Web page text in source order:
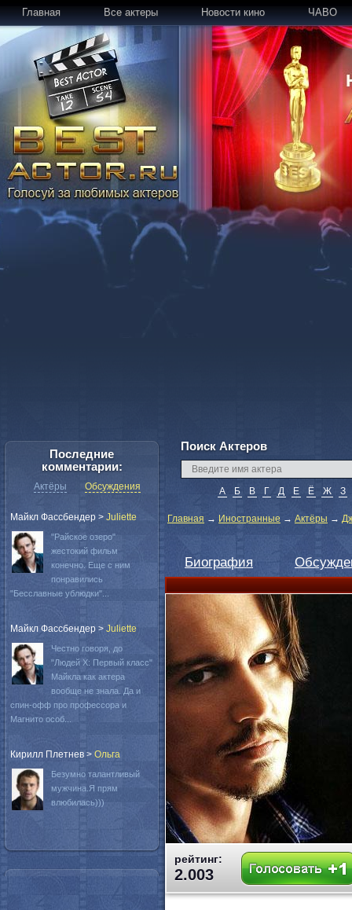
Главная Все актеры Новости кино ЧАВО
Поиск Актеров
А Б В Г Д Е Ё Ж З
Главная → Иностранные → Актёры →
Биография
рейтинг:
2.003
Последние
комментарии:
Актёры Обсуждения
Майкл Фассбендер > Juliette
"Райское озеро"
жестокий фильм
конечно. Еще с ним
понравились
"Бесславные ублюдки"...
Майкл Фассбендер > Juliette
Честно говоря, до
"Людей Х: Первый класс"
Майкла как актера
вообще не знала. Да и
спин-офф про профессора и
Магнито особ...
Кирилл Плетнев > Oльга
Безумно талантливый
мужчина.Я прям
влюбилась)))